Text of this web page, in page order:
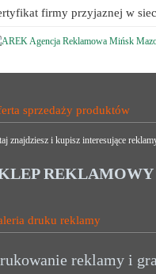
firmy przyjaznej w
sprzedaży produktów
znajdziesz i kupisz interesujące
REKLAMOWY
druku reklamy
reklamy i